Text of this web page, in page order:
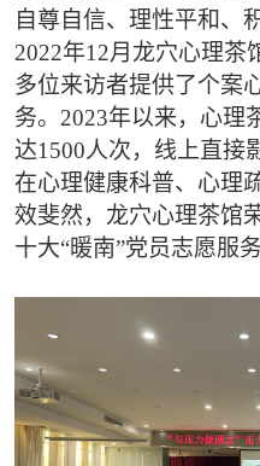
自尊自信、理性平和、
2022年12月龙穴心理茶
多位来访者提供了个案
务。2023年以来，心理
达1500人次，线上直接
在心理健康科普、心理
效斐然，龙穴心理茶馆
十大“暖南”党员志愿服务